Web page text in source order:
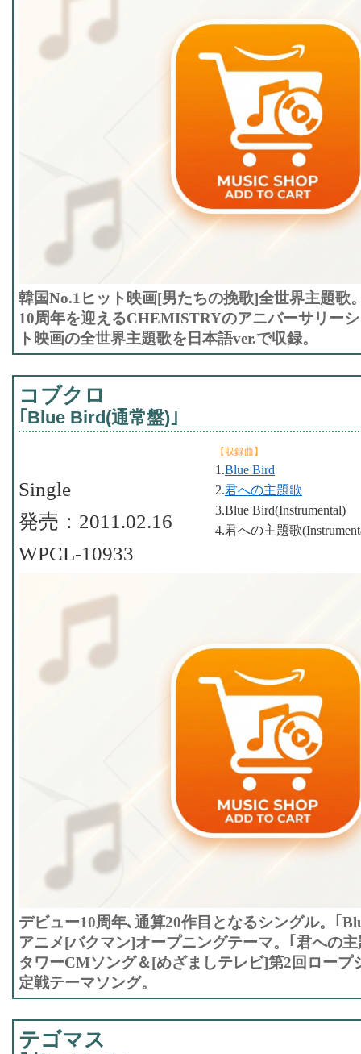
韓国No.1ヒット映画[男たちの挽歌]全世界主題歌
10周年を迎えるCHEMISTRYのアニバーサリー
ト映画の全世界主題歌を日本語ver.で収録。
コブクロ
｢Blue Bird(通常盤)｣
【収録曲】
1.Blue Bird
2.君への主題歌
3.Blue Bird(Instrumental)
4.君への主題歌
Single
発売：2011.02.16
WPCL-10933
デビュー10周年､通算20作目となるシングル。｢
アニメ[バクマン]オープニングテーマ。｢君への
タワーCMソング＆[めざましテレビ]第2回ロープ
定戦テーマソング。
テゴマス